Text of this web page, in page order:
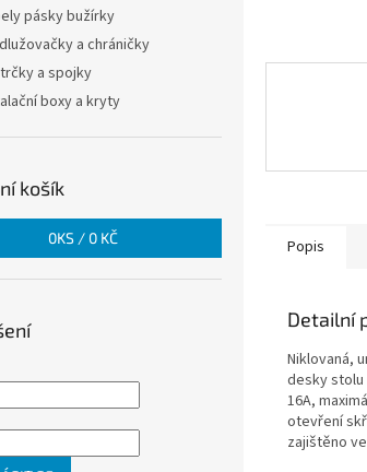
pásky bužírky
a chráničky
a spojky
boxy a kryty
košík
0KS / 0 KČ Popis
Detailní
Niklovaná,
desky stolu
16A,
otevření
zajištěno